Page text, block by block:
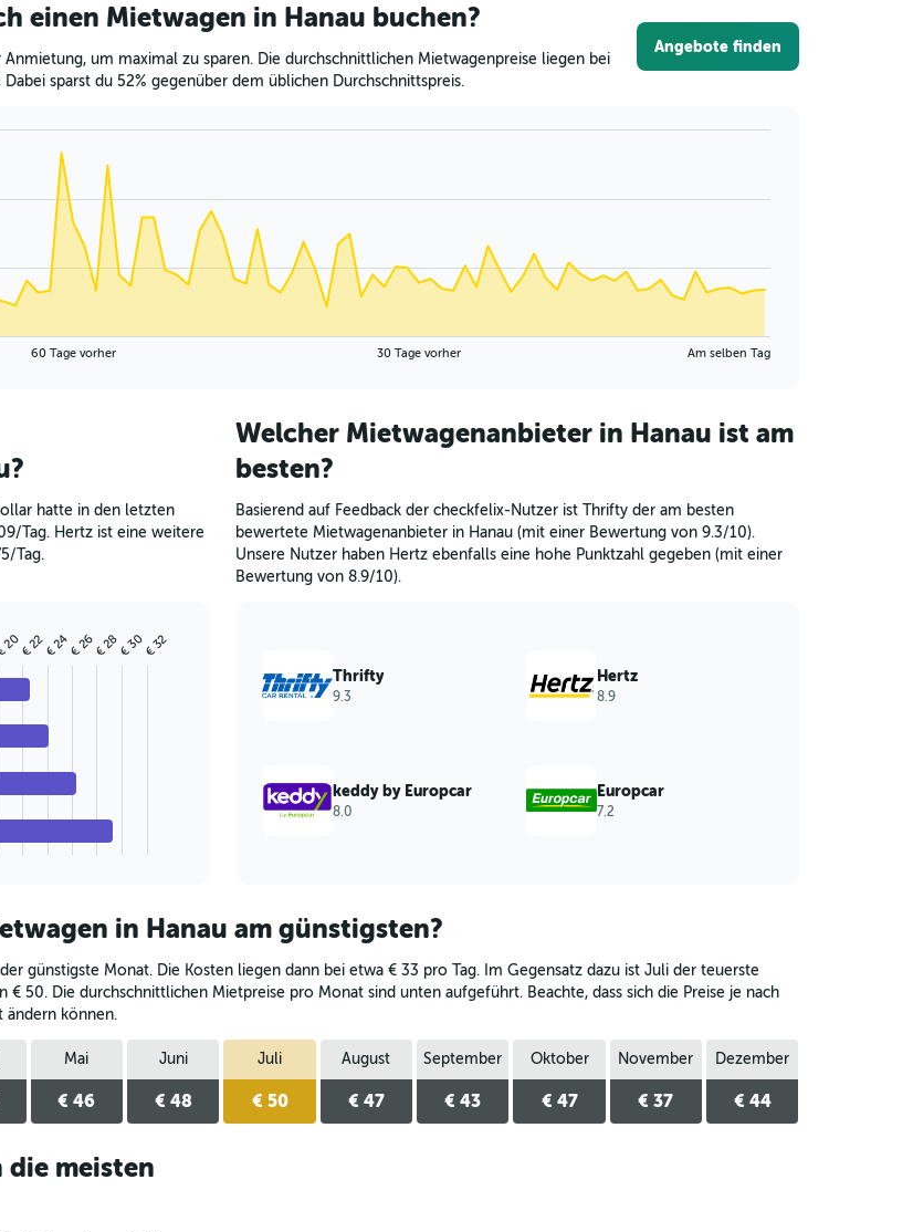
einen Mietwagen in Hanau buchen?
um maximal zu sparen. Die durchschnittlichen Mietwagenpreise liegen bei
sparst du 52% gegenüber dem üblichen Durchschnittspreis.
Angebote finden
60 Tage vorher 30 Tage vorher Am selben Tag
hatte in den letzten
Tag. Hertz ist eine weitere
Tag.
€ 22€ 24€ 26€ 28€ 30€ 32
Welcher Mietwagenanbieter in Hanau ist am
besten?
Basierend auf Feedback der checkfelix-Nutzer ist Thrifty der am besten
bewertete Mietwagenanbieter in Hanau (mit einer Bewertung von 9.3/10).
Unsere Nutzer haben Hertz ebenfalls eine hohe Punktzahl gegeben (mit einer
Bewertung von 8.9/10).
Thrifty
9.3
Hertz
8.9
keddy by Europcar
8.0
Europcar
7.2
in Hanau am günstigsten?
günstigste Monat. Die Kosten liegen dann bei etwa € 33 pro Tag. Im Gegensatz dazu ist Juli der teuerste
50. Die durchschnittlichen Mietpreise pro Monat sind unten aufgeführt. Beachte, dass sich die Preise je nach
ändern können.
Mai
€ 46
Juni
€ 48
Juli
€ 50
August
€ 47
September
€ 43
Oktober
€ 47
November
€ 37
Dezember
€ 44
die meisten